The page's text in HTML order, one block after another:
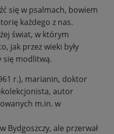
się w psalmach, bowiem
każdego z nas.
świat, w którym
jak przez wieki były
się modlitwą.
r.), marianin, doktor
autor
m.in. w
Bydgoszczy, ale przerwał